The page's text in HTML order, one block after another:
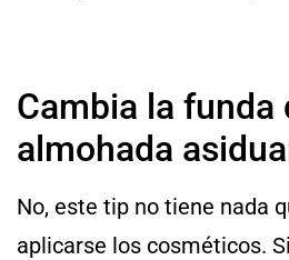
Cambia la funda
almohada
No, este tip no tiene nada
aplicarse los cosméticos.